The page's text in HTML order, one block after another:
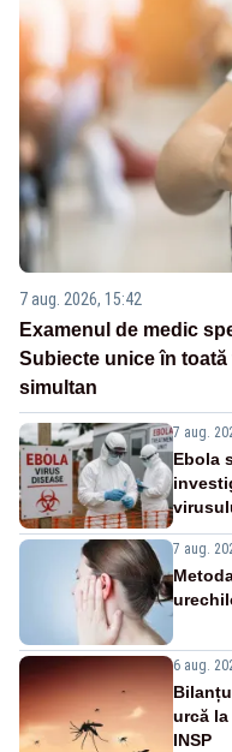
7 aug. 2026, 15:42
Examenul de medic
Subiecte unice în
simultan
7 aug.
Ebola
7 aug.
6 aug.
urcă
INSP